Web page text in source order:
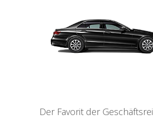
Der Favorit der